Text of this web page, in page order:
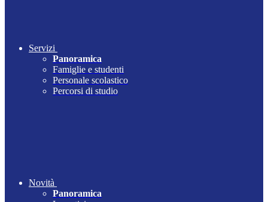
Servizi
Panoramica
Famiglie e studenti
Personale scolastico
Percorsi di studio
Novità
Panoramica